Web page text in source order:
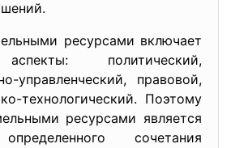
ресурсами включает
политический,
управленческий, правовой,
технологический. Поэтому
ресурсами является
сочетания